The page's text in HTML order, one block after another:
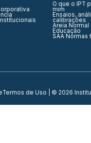
O que o IPT
mim
Ensaios,
calibrações
Areia Normal
Educação
SAA Normas
Termos de Uso | © 2026